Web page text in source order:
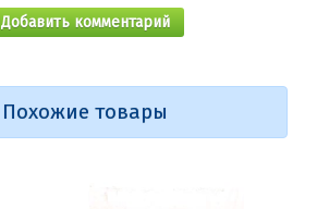
Добавить комментарий
Похожие товары